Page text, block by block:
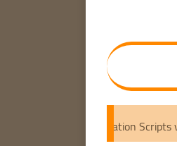
Microsoft